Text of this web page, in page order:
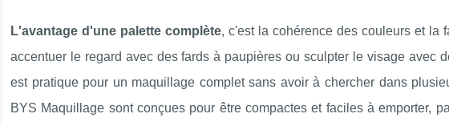
L'avantage d'une palette complète, c'est la cohérence des couleurs et la
accentuer le regard avec des fards à paupières ou sculpter le visage avec
est pratique pour un maquillage complet sans avoir à chercher dans
BYS Maquillage sont conçues pour être compactes et faciles à emporter,